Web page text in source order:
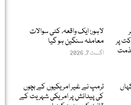
پر
لاہور: ایک واقعہ، کئی سوالات
معاملہ سنگین ہو گیا
اگست 7, 2026
ٹرمپ نے غیر امریکیوں کے بچوں
کی پیدائش پر امریکی شہریت کے